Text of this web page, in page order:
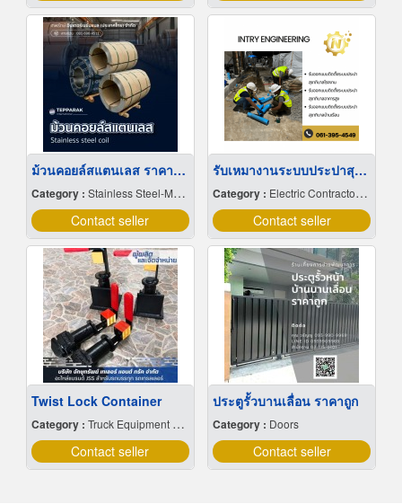
ม้วนคอยล์สแตนเลส ราคาโรงงาน
Category : Stainless Steel-Manufacture & Distributions
Contact seller
รับเหมางานระบบประปาสุขาภิบาล
Category : Electric Contractors-Industrial & Residential
Contact seller
Twist Lock Container
Category : Truck Equipment & Parts
Contact seller
ประตูรั้วบานเลื่อน ราคาถูก
Category : Doors
Contact seller